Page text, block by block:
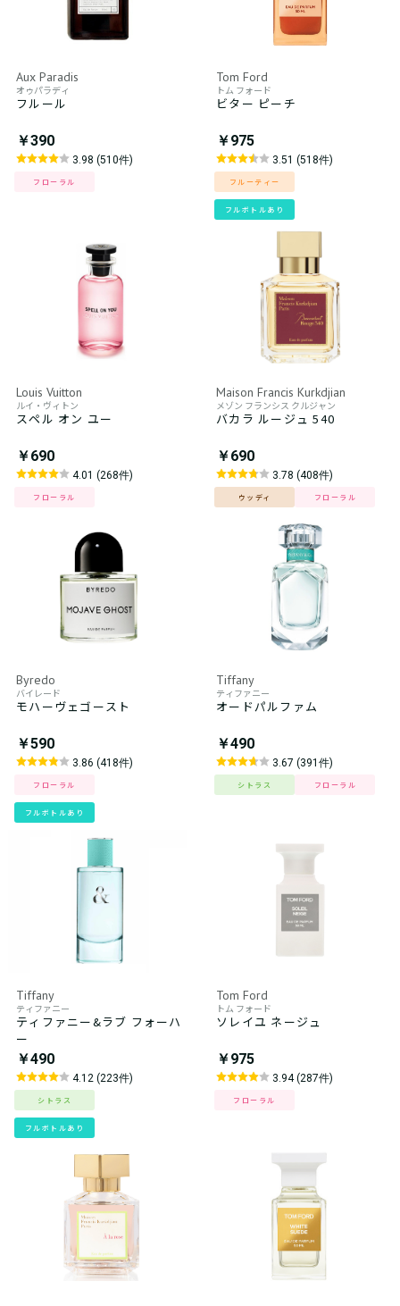
Aux Paradis
オゥパラディ
フルール
￥390
3.98 (510件)
フローラル
Tom Ford
トム フォード
ビター ピーチ
￥975
3.51 (518件)
フルーティー
フルボトルあり
Louis Vuitton
ルイ・ヴィトン
スペル オン ユー
￥690
4.01 (268件)
フローラル
Maison Francis Kurkdjian
メゾン フランシス クルジャン
バカラ ルージュ 540
￥690
3.78 (408件)
ウッディ フローラル
Byredo
バイレード
モハーヴェゴースト
￥590
3.86 (418件)
フローラル
フルボトルあり
Tiffany
ティファニー
オードパルファム
￥490
3.67 (391件)
シトラス フローラル
Tiffany
ティファニー
ティファニー&ラブ フォーハ
ー
￥490
4.12 (223件)
シトラス
フルボトルあり
Tom Ford
トム フォード
ソレイユ ネージュ
￥975
3.94 (287件)
フローラル